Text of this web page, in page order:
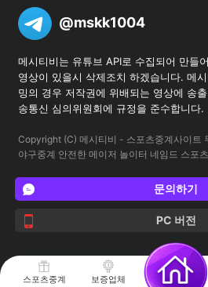
@mskk1004
메시티비는 유튜브 API로 수집되어 만들
영상이 있을시 삭제조치 하겠습니다. 메
밍의 경우 저작권에 위배되는 영상에 송
송통신 심의위원회에 규정을 준수합니다.
Copyright (C) 메시티비 - 스포츠중계사이트
야구중계 안전한 메이저 놀이터 네임드 스포
문의하기
PC 버전
스포츠중계 보증업체